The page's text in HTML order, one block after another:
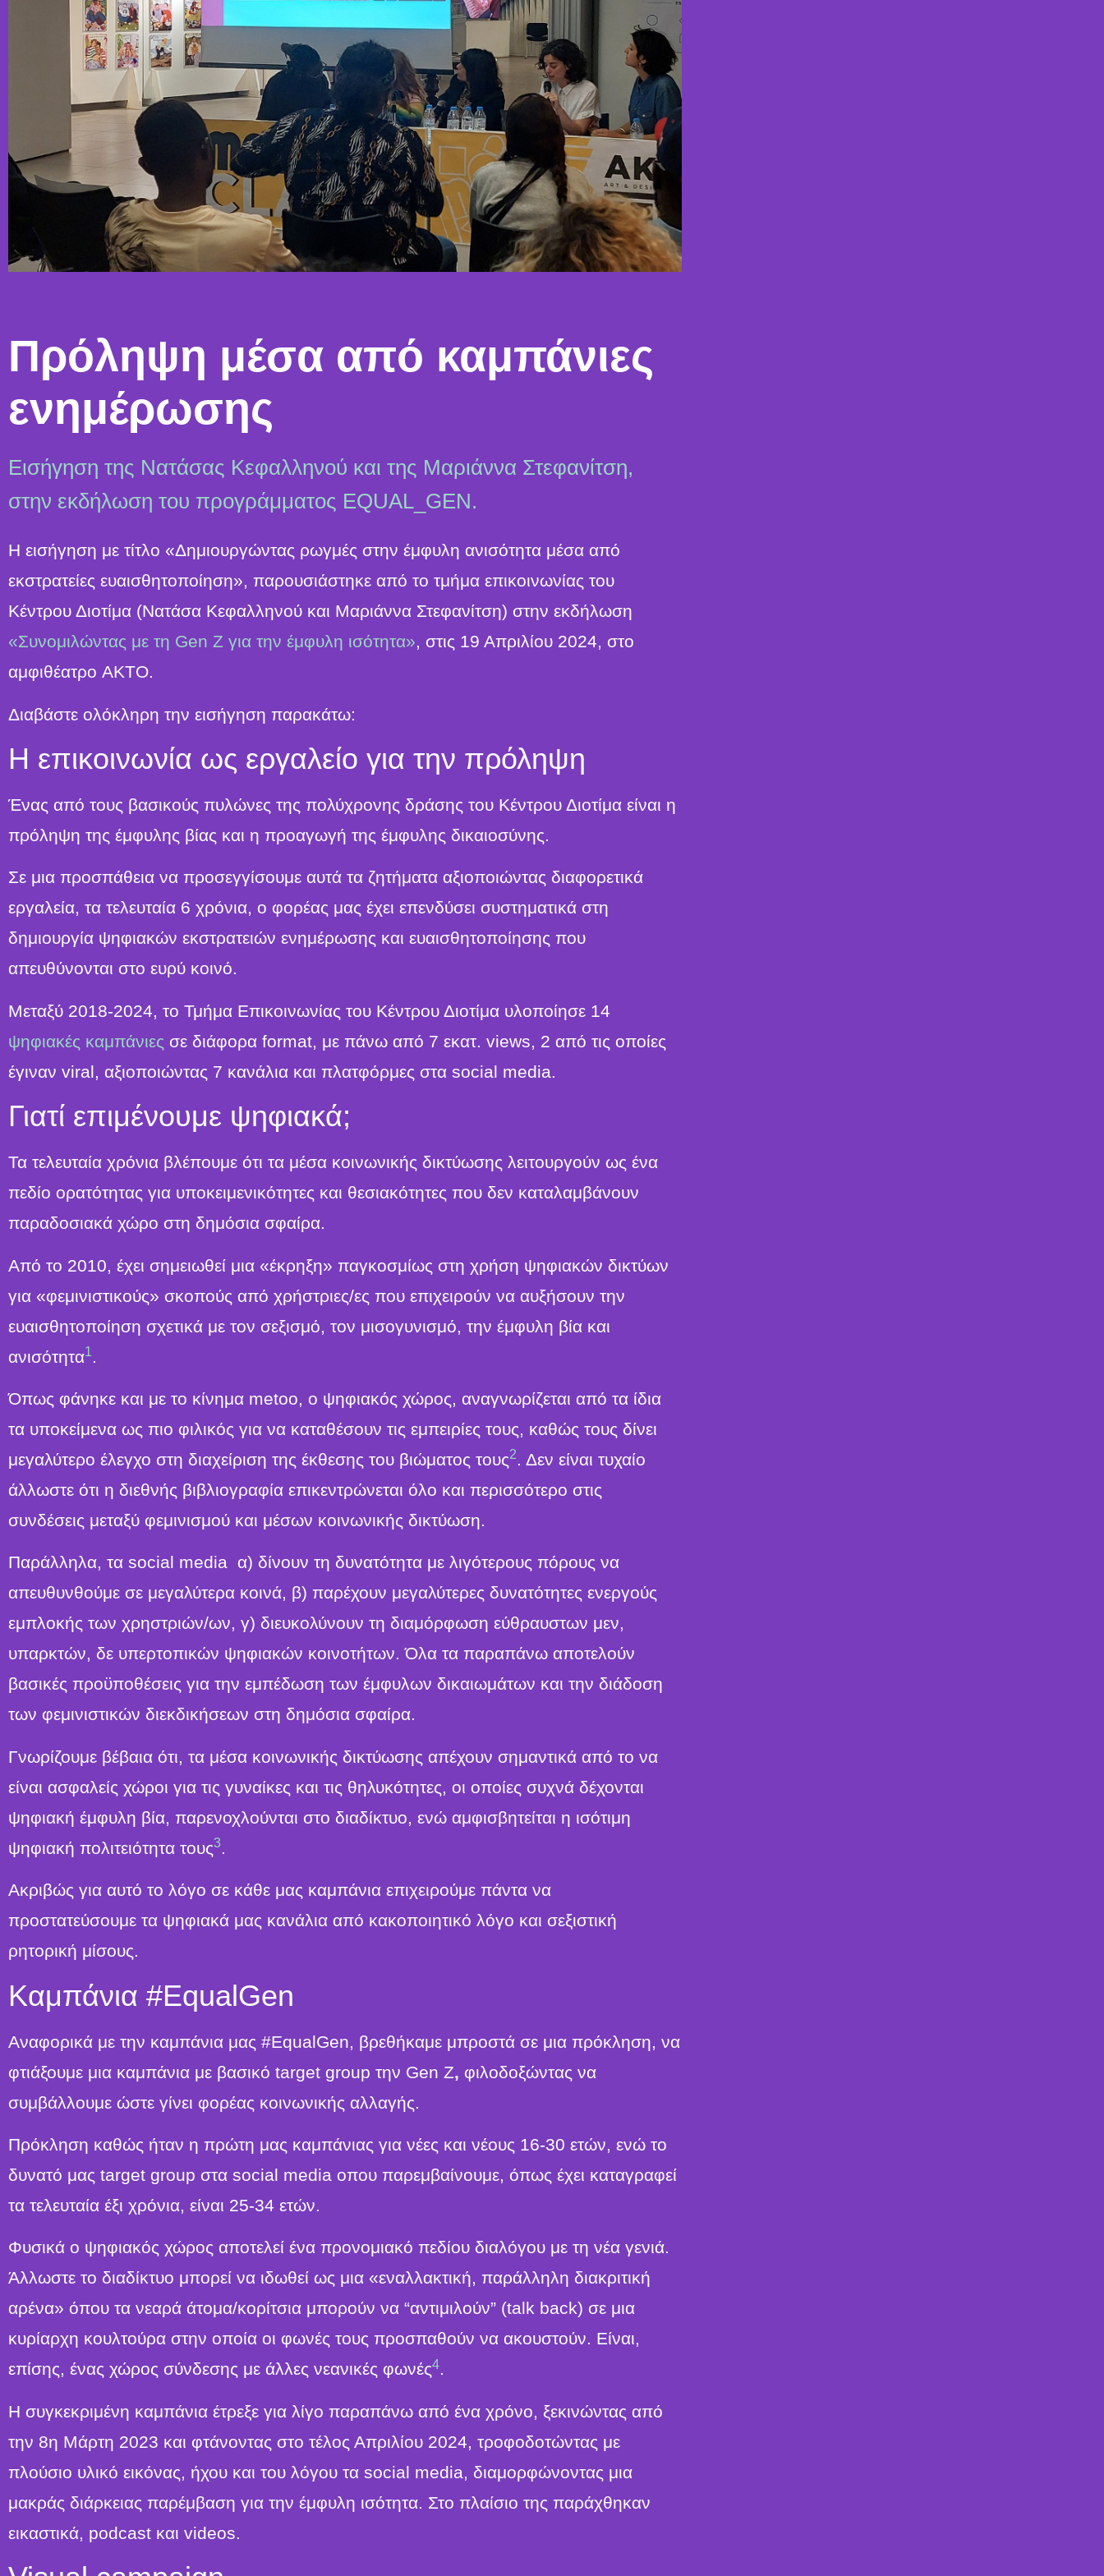
Πρόληψη μέσα από καμπάνιες
ενημέρωσης
Εισήγηση της Νατάσας Κεφαλληνού και της Μαριάννα Στεφανίτση,
στην εκδήλωση του προγράμματος EQUAL_GEN.
Η εισήγηση με τίτλο «Δημιουργώντας ρωγμές στην έμφυλη ανισότητα μέσα από
εκστρατείες ευαισθητοποίηση», παρουσιάστηκε από το τμήμα επικοινωνίας του
Κέντρου Διοτίμα (Νατάσα Κεφαλληνού και Μαριάννα Στεφανίτση) στην εκδήλωση
«Συνομιλώντας με τη Gen Z για την έμφυλη ισότητα», στις 19 Απριλίου 2024, στο
αμφιθέατρο AKTO.
Διαβάστε ολόκληρη την εισήγηση παρακάτω:
Η επικοινωνία ως εργαλείο για την πρόληψη
Ένας από τους βασικούς πυλώνες της πολύχρονης δράσης του Κέντρου Διοτίμα είναι η
πρόληψη της έμφυλης βίας και η προαγωγή της έμφυλης δικαιοσύνης.
Σε μια προσπάθεια να προσεγγίσουμε αυτά τα ζητήματα αξιοποιώντας διαφορετικά
εργαλεία, τα τελευταία 6 χρόνια, ο φορέας μας έχει επενδύσει συστηματικά στη
δημιουργία ψηφιακών εκστρατειών ενημέρωσης και ευαισθητοποίησης που
απευθύνονται στο ευρύ κοινό.
Μεταξύ 2018-2024, το Τμήμα Eπικοινωνίας του Κέντρου Διοτίμα υλοποίησε 14
ψηφιακές καμπάνιες σε διάφορα format, με πάνω από 7 εκατ. views, 2 από τις οποίες
έγιναν viral, αξιοποιώντας 7 κανάλια και πλατφόρμες στα social media.
Γιατί επιμένουμε ψηφιακά;
Τα τελευταία χρόνια βλέπουμε ότι τα μέσα κοινωνικής δικτύωσης λειτουργούν ως ένα
πεδίο ορατότητας για υποκειμενικότητες και θεσιακότητες που δεν καταλαμβάνουν
παραδοσιακά χώρο στη δημόσια σφαίρα.
Από το 2010, έχει σημειωθεί μια «έκρηξη» παγκοσμίως στη χρήση ψηφιακών δικτύων
για «φεμινιστικούς» σκοπούς από χρήστριες/ες που επιχειρούν να αυξήσουν την
ευαισθητοποίηση σχετικά με τον σεξισμό, τον μισογυνισμό, την έμφυλη βία και
ανισότητα1.
Όπως φάνηκε και με το κίνημα metoo, ο ψηφιακός χώρος, αναγνωρίζεται από τα ίδια
τα υποκείμενα ως πιο φιλικός για να καταθέσουν τις εμπειρίες τους, καθώς τους δίνει
μεγαλύτερο έλεγχο στη διαχείριση της έκθεσης του βιώματος τους2. Δεν είναι τυχαίο
άλλωστε ότι η διεθνής βιβλιογραφία επικεντρώνεται όλο και περισσότερο στις
συνδέσεις μεταξύ φεμινισμού και μέσων κοινωνικής δικτύωση.
Παράλληλα, τα social media α) δίνουν τη δυνατότητα με λιγότερους πόρους να
απευθυνθούμε σε μεγαλύτερα κοινά, β) παρέχουν μεγαλύτερες δυνατότητες ενεργούς
εμπλοκής των χρηστριών/ων, γ) διευκολύνουν τη διαμόρφωση εύθραυστων μεν,
υπαρκτών, δε υπερτοπικών ψηφιακών κοινοτήτων. Όλα τα παραπάνω αποτελούν
βασικές προϋποθέσεις για την εμπέδωση των έμφυλων δικαιωμάτων και την διάδοση
των φεμινιστικών διεκδικήσεων στη δημόσια σφαίρα.
Γνωρίζουμε βέβαια ότι, τα μέσα κοινωνικής δικτύωσης απέχουν σημαντικά από το να
είναι ασφαλείς χώροι για τις γυναίκες και τις θηλυκότητες, οι οποίες συχνά δέχονται
ψηφιακή έμφυλη βία, παρενοχλούνται στο διαδίκτυο, ενώ αμφισβητείται η ισότιμη
ψηφιακή πολιτειότητα τους3.
Ακριβώς για αυτό το λόγο σε κάθε μας καμπάνια επιχειρούμε πάντα να
προστατεύσουμε τα ψηφιακά μας κανάλια από κακοποιητικό λόγο και σεξιστική
ρητορική μίσους.
Καμπάνια #EqualGen
Αναφορικά με την καμπάνια μας #EqualGen, βρεθήκαμε μπροστά σε μια πρόκληση, να
φτιάξουμε μια καμπάνια με βασικό target group την Gen Z, φιλοδοξώντας να
συμβάλλουμε ώστε γίνει φορέας κοινωνικής αλλαγής.
Πρόκληση καθώς ήταν η πρώτη μας καμπάνιας για νέες και νέους 16-30 ετών, ενώ το
δυνατό μας target group στα social media οπου παρεμβαίνουμε, όπως έχει καταγραφεί
τα τελευταία έξι χρόνια, είναι 25-34 ετών.
Φυσικά ο ψηφιακός χώρος αποτελεί ένα προνομιακό πεδίου διαλόγου με τη νέα γενιά.
Άλλωστε τo διαδίκτυο μπορεί να ιδωθεί ως μια «εναλλακτική, παράλληλη διακριτική
αρένα» όπου τα νεαρά άτομα/κορίτσια μπορούν να “αντιμιλούν” (talk back) σε μια
κυρίαρχη κουλτούρα στην οποία οι φωνές τους προσπαθούν να ακουστούν. Είναι,
επίσης, ένας χώρος σύνδεσης με άλλες νεανικές φωνές4.
Η συγκεκριμένη καμπάνια έτρεξε για λίγο παραπάνω από ένα χρόνο, ξεκινώντας από
την 8η Μάρτη 2023 και φτάνοντας στο τέλος Απριλίου 2024, τροφοδοτώντας με
πλούσιο υλικό εικόνας, ήχου και του λόγου τα social media, διαμορφώνοντας μια
μακράς διάρκειας παρέμβαση για την έμφυλη ισότητα. Στο πλαίσιο της παράχθηκαν
εικαστικά, podcast και videos.